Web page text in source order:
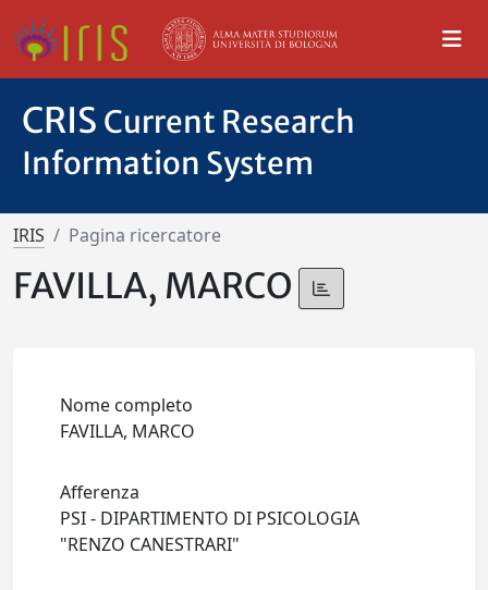
CRIS Current Research
Information System
IRIS Pagina ricercatore
FAVILLA, MARCO
Nome completo
FAVILLA, MARCO
Afferenza
PSI - DIPARTIMENTO DI PSICOLOGIA
"RENZO CANESTRARI"